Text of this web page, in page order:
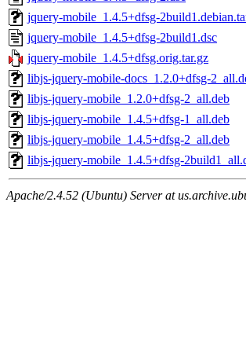
jquery-mobile_1.4.5+dfsg-
jquery-mobile_1.4.5+dfsg-2build1.dsc
jquery-mobile_1.4.5+dfsg.orig.tar.gz
libjs-jquery-mobile-docs_1.2.0+dfsg-
libjs-jquery-mobile_1.2.0+dfsg-2_all.deb
libjs-jquery-mobile_1.4.5+dfsg-1_all.deb
libjs-jquery-mobile_1.4.5+dfsg-2_all.deb
libjs-jquery-mobile_1.4.5+dfsg-
Apache/2.4.52 (Ubuntu) Server at